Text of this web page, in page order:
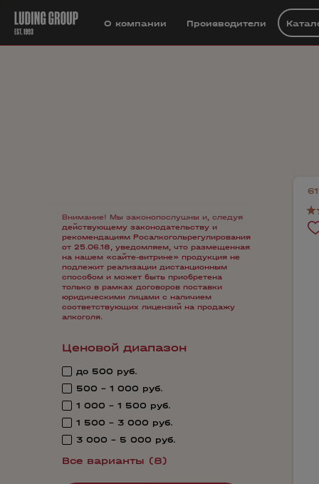
О компании Производители
Внимание! Мы законопослушны и, следуя
действующему законодательству и
рекомендациям Росалкогольрегулирования
от 25.06.18, уведомляем, что размещенная
на нашем «сайте-витрине» продукция не
подлежит реализации дистанционным
способом и может быть приобретена
только в рамках договоров поставки
юридическими лицами с наличием
соответствующих лицензий на продажу
алкоголя.
Ценовой диапазон
до 500 руб.
500 - 1 000 руб.
1 000 - 1 500 руб.
1 500 - 3 000 руб.
3 000 - 5 000 руб.
Все варианты (8)